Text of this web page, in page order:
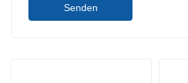
Senden